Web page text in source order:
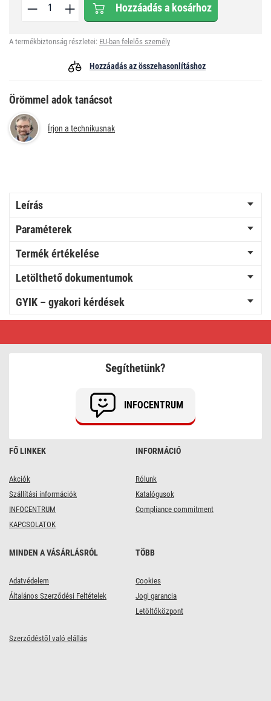
Hozzáadás a kosárhoz
A termékbiztonság részletei: EU-ban felelős személy
Hozzáadás az összehasonlításhoz
Örömmel adok tanácsot
Írjon a technikusnak
Leírás
Paraméterek
Termék értékelése
Letölthető dokumentumok
GYIK – gyakori kérdések
FŐ LINKEK
Akciók
Szállítási információk
INFOCENTRUM
KAPCSOLATOK
INFORMÁCIÓ
Rólunk
Katalógusok
Compliance commitment
MINDEN A VÁSÁRLÁSRÓL
Adatvédelem
Általános Szerződési Feltételek
TÖBB
Cookies
Jogi garancia
Letöltőközpont
Szerződéstől való elállás
Segíthetünk?
INFOCENTRUM